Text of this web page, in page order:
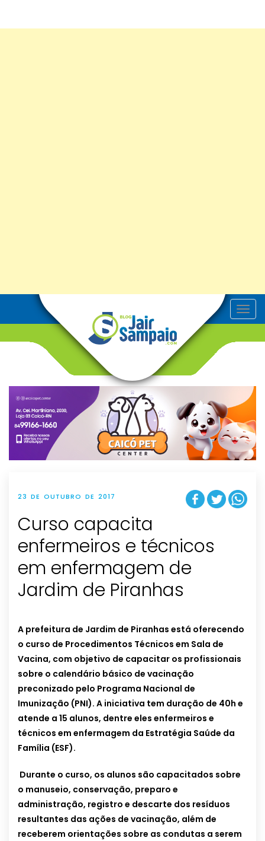
T
o
v
g
t
i
o
n
23 DE OUTUBRO DE 2017
Curso capacita
enfermeiros e técnicos
em enfermagem de
Jardim de Piranhas
A prefeitura de Jardim de Piranhas está oferecendo
o curso de Procedimentos Técnicos em Sala de
Vacina, com objetivo de capacitar os profissionais
sobre o calendário básico de vacinação
preconizado pelo Programa Nacional de
Imunização (PNI). A iniciativa tem duração de 40h e
atende a 15 alunos, dentre eles enfermeiros e
técnicos em enfermagem da Estratégia Saúde da
Família (ESF).
Durante o curso, os alunos são capacitados sobre
o manuseio, conservação, preparo e
administração, registro e descarte dos resíduos
resultantes das ações de vacinação, além de
receberem orientações sobre as condutas a serem